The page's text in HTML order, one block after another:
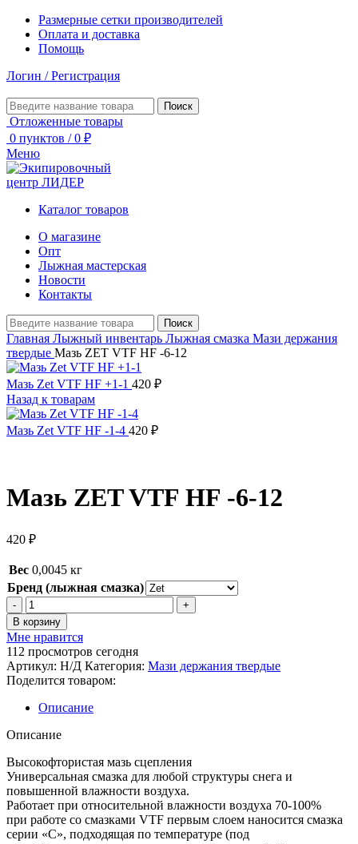
Размерные сетки производителей
Оплата и доставка
Помощь
Логин / Регистрация
Поиск
Отложенные товары
0 пунктов / 0 ₽
Меню
Каталог товаров
О магазине
Опт
Лыжная мастерская
Новости
Контакты
Поиск
Главная Лыжный инвентарь Лыжная смазка Мази держания
твердые Мазь ZET VTF HF -6-12
Мазь Zet VTF HF +1-1 420 ₽
Назад к товарам
Мазь Zet VTF HF -1-4 420 ₽
Мазь ZET VTF HF -6-12
420 ₽
Вес 0,0045 кг
Бренд (лыжная смазка)
Количество
товара
Мазь
ZET
VTF
HF
-6-
12
В корзину
Мне нравится
112 просмотров сегодня
Артикул: Н/Д Категория: Мази держания твердые
Поделится товаром:
Описание
Описание
Высокофтористая мазь сцепления
Универсальная смазка для любой структуры снега и
повышенной влажности воздуха.
Работает при относительной влажности воздуха 70-100%
при работе со смазками VTF первым слоем наносится смазка
серии «С», подходящая по температуре (под